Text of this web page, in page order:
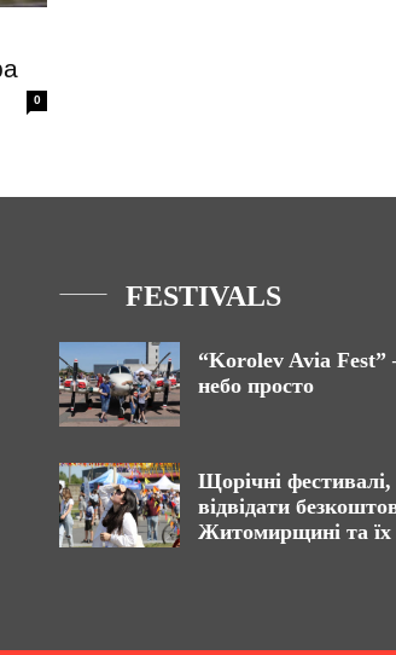
0
FESTIVALS
“Korolev Avia Fest”
небо просто
Щорічні
відвідати
Житомирщині та їх